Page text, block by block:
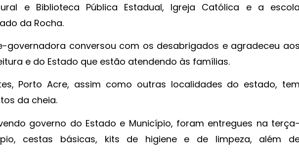
e Biblioteca Pública Estadual, Igreja Católica e a escola
da Rocha.
governadora conversou com os desabrigados e agradeceu aos
e do Estado que estão atendendo às famílias.
Porto Acre, assim como outras localidades do estado, tem
da cheia.
governo do Estado e Município, foram entregues na terça-
cestas básicas, kits de higiene e de limpeza, além